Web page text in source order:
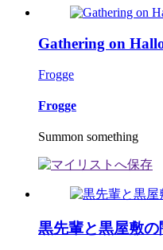
Gathering on
Frogge
Frogge
Summon something
黒先輩と黒屋敷